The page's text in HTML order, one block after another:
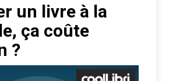
un livre à la
ça coûte
?